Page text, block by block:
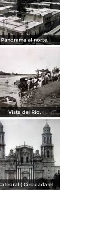
Panorama al norte.
Vista del Rio.
La Catedral ( Circulada el 9 de Enero de 1911 ).